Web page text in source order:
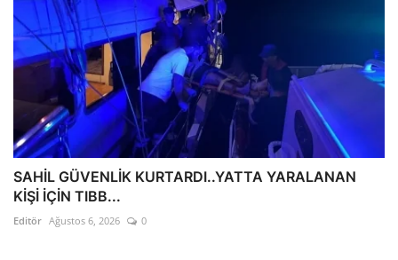
SAHİL GÜVENLİK KURTARDI..YATTA YARALANAN
KİŞİ İÇİN TIBB...
Editör Ağustos 6, 2026 0